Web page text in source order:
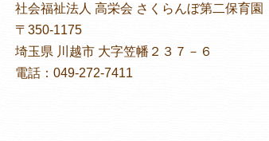
社会福祉法人 高栄会 さくらんぼ第二保育園
〒350-1175
埼玉県 川越市 大字笠幡２３７－６
電話：049-272-7411